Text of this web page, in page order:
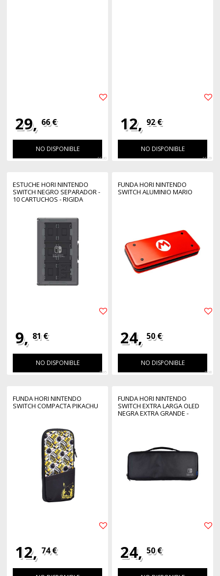
29, 66 €
NO DISPONIBLE
44230
12, 92 €
NO DISPONIBLE
44229
ESTUCHE HORI NINTENDO
SWITCH NEGRO SEPARADOR -
10 CARTUCHOS - RIGIDA
9, 81 €
NO DISPONIBLE
4695
FUNDA HORI NINTENDO
SWITCH ALUMINIO MARIO
24, 50 €
NO DISPONIBLE
4668
FUNDA HORI NINTENDO
SWITCH COMPACTA PIKACHU
12, 74 €
FUNDA HORI NINTENDO
SWITCH EXTRA LARGA OLED
NEGRA EXTRA GRANDE -
24, 50 €